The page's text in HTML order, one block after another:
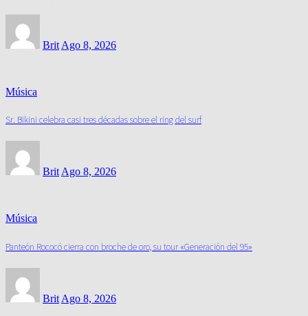
Brit Ago 8, 2026
Música
Sr. Bikini celebra casi tres décadas sobre el ring del surf
Brit Ago 8, 2026
Música
Panteón Rococó cierra con broche de oro, su tour «Generación del 95»
Brit Ago 8, 2026